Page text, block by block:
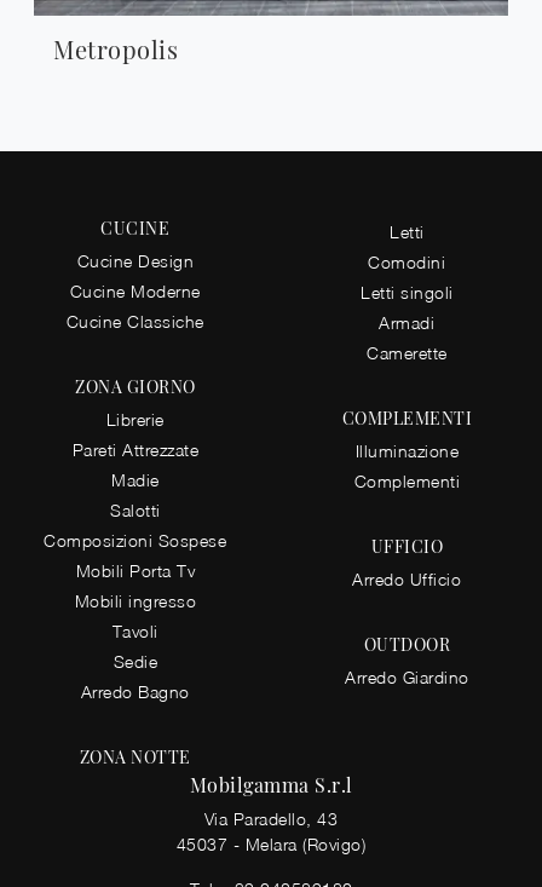
Metropolis
CUCINE
Cucine Design
Cucine Moderne
Cucine Classiche
ZONA GIORNO
Librerie
Pareti Attrezzate
Madie
Salotti
Composizioni Sospese
Mobili Porta Tv
Mobili ingresso
Tavoli
Sedie
Arredo Bagno
ZONA NOTTE
Letti
Comodini
Letti singoli
Armadi
Camerette
COMPLEMENTI
Illuminazione
Complementi
UFFICIO
Arredo Ufficio
OUTDOOR
Arredo Giardino
Mobilgamma S.r.l
Via Paradello, 43
45037 - Melara (Rovigo)